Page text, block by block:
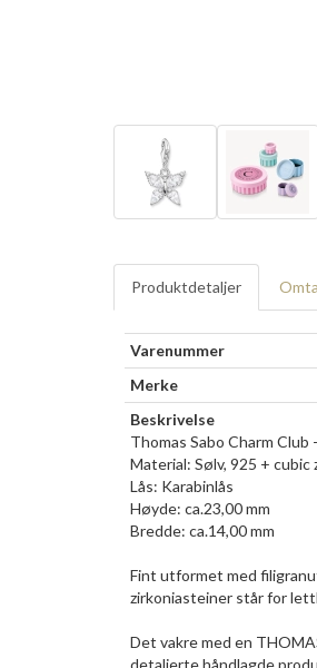
Produktdetaljer
Varenummer
Merke
Beskrivelse
Thomas Sabo Charm
Material: Sølv, 925 + cubic
Lås: Karabinlås
Høyde: ca.23,00 mm
Bredde: ca.14,00 mm
Fint utformet med
zirkoniasteiner står for
Det vakre med en
detaljerte håndlagde